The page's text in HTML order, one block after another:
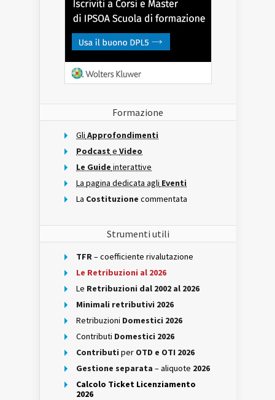
Formazione
Gli Approfondimenti
Podcast e Video
Le Guide interattive
La pagina dedicata agli Eventi
La Costituzione commentata
Strumenti utili
TFR– coefficiente rivalutazione
Le Retribuzioni al 2026
Le Retribuzioni dal 2002 al 2026
Minimali retributivi 2026
Retribuzioni Domestici 2026
Contributi Domestici 2026
Contributi per OTD e OTI 2026
Gestione separata – aliquote 2026
Calcolo Ticket Licenziamento
2026